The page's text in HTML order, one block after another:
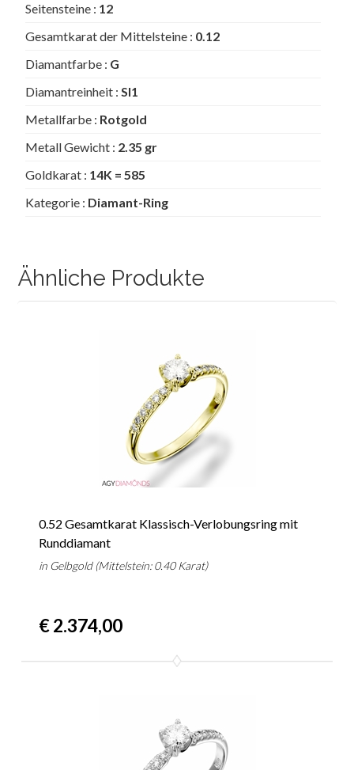
Seitensteine : 12
Gesamtkarat der Mittelsteine : 0.12
Diamantfarbe : G
Diamantreinheit :SI1
Metallfarbe : Rotgold
Metall Gewicht : 2.35 gr
Goldkarat : 14K = 585
Kategorie : Diamant-Ring
Ähnliche Produkte
0.52 Gesamtkarat Klassisch-Verlobungsring mit
Runddiamant
in Gelbgold (Mittelstein: 0.40 Karat)
€ 2.374,00